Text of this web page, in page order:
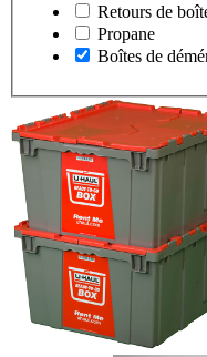
Retours de
Propane
Boîtes de